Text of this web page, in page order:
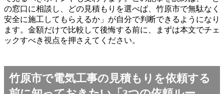
の窓口に相談し、どの見積もりを選べば、竹原市で無駄なく
安全に施工してもらえるか」が自分で判断できるようになり
ます。金額だけで比較して後悔する前に、まずは本文でチェ
ックすべき視点を押さえてください。
竹原市で電気工事の見積もりを依頼する